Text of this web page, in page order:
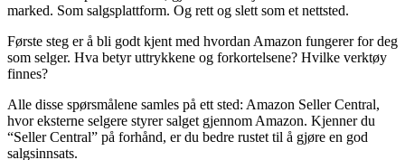
marked. Som salgsplattform. Og rett og slett som et nettsted.
Første steg er å bli godt kjent med hvordan Amazon fungerer for deg
som selger. Hva betyr uttrykkene og forkortelsene? Hvilke verktøy
finnes?
Alle disse spørsmålene samles på ett sted: Amazon Seller Central,
hvor eksterne selgere styrer salget gjennom Amazon. Kjenner du
“Seller Central” på forhånd, er du bedre rustet til å gjøre en god
salgsinnsats.